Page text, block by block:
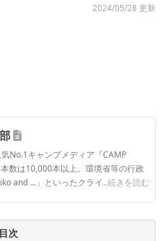
2024/05/28 更新
No.1キャンプメディア『CAMP
数は10,000本以上。環境省等の行政
and ...」といったクライアントとの
...続きを読む
ロフィール
目次